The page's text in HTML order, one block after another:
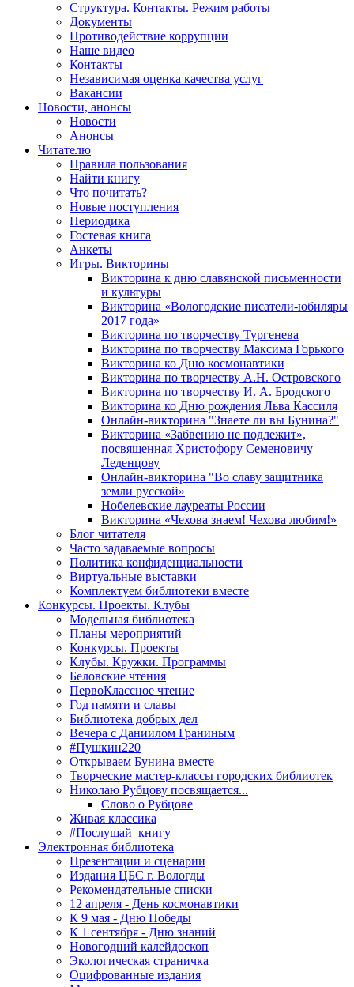
Структура. Контакты. Режим работы
Документы
Противодействие коррупции
Наше видео
Контакты
Независимая оценка качества услуг
Вакансии
Новости, анонсы
Новости
Анонсы
Читателю
Правила пользования
Найти книгу
Что почитать?
Новые поступления
Периодика
Гостевая книга
Анкеты
Игры. Викторины
Викторина к дню славянской письменности
и культуры
Викторина «Вологодские писатели-юбиляры
2017 года»
Викторина по творчеству Тургенева
Викторина по творчеству Максима Горького
Викторина ко Дню космонавтики
Викторина по творчеству А.Н. Островского
Викторина по творчеству И. А. Бродского
Викторина ко Дню рождения Льва Кассиля
Онлайн-викторина "Знаете ли вы Бунина?"
Викторина «Забвению не подлежит»,
посвященная Христофору Семеновичу
Леденцову
Онлайн-викторина "Во славу защитника
земли русской»
Нобелевские лауреаты России
Викторина «Чехова знаем! Чехова любим!»
Блог читателя
Часто задаваемые вопросы
Политика конфиденциальности
Виртуальные выставки
Комплектуем библиотеки вместе
Конкурсы. Проекты. Клубы
Модельная библиотека
Планы мероприятий
Конкурсы. Проекты
Клубы. Кружки. Программы
Беловские чтения
ПервоКлассное чтение
Год памяти и славы
Библиотека добрых дел
Вечера с Даниилом Граниным
#Пушкин220
Открываем Бунина вместе
Творческие мастер-классы городских библиотек
Николаю Рубцову посвящается...
Слово о Рубцове
Живая классика
#Послушай_книгу
Электронная библиотека
Презентации и сценарии
Издания ЦБС г. Вологды
Рекомендательные списки
12 апреля - День космонавтики
К 9 мая - Дню Победы
К 1 сентября - Дню знаний
Новогодний калейдоскоп
Экологическая страничка
Оцифрованные издания